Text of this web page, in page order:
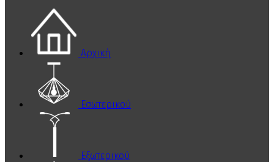
Αρχική
Εσωτερικού
Εξωτερικού